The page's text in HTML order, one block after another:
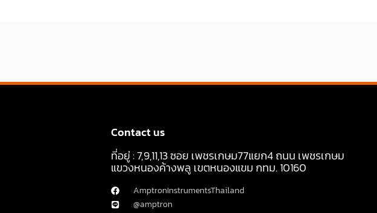
Contact us
ที่อยู่ : 7,9,11,13 ซอย เพชรเกษม77แยก4 ถนน เพชรเกษม
แขวงหนองค้างพลู เขตหนองแขม กทม. 10160
AmptronInstrumentsThailand
@amptron